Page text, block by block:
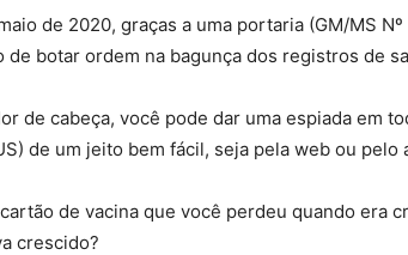
de 2020, graças a uma portaria (GM/MS
de botar ordem na bagunça dos registros de
de cabeça, você pode dar uma espiada em
de um jeito bem fácil, seja pela web ou pelo
de vacina que você perdeu quando era
crescido?